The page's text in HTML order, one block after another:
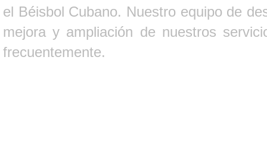
el Béisbol Cubano. Nuestro equipo de
mejora y ampliación de nuestros
frecuentemente.